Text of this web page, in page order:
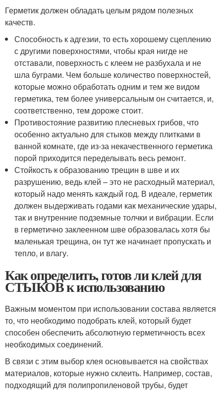
Герметик должен обладать целым рядом полезных
качеств.
Способность к адгезии, то есть хорошему сцеплению
с другими поверхностями, чтобы края нигде не
отставали, поверхность с клеем не разбухала и не
шла буграми. Чем больше количество поверхностей,
которые можно обработать одним и тем же видом
герметика, тем более универсальным он считается, и,
соответственно, тем дороже стоит.
Противостояние развитию плесневых грибов, что
особенно актуально для стыков между плитками в
ванной комнате, где из-за некачественного герметика
порой приходится переделывать весь ремонт.
Стойкость к образованию трещин в шве и их
разрушению, ведь клей – это не расходный материал,
который надо менять каждый год. В идеале, герметик
должен выдерживать годами как механические удары,
так и внутренние подземные толчки и вибрации. Если
в герметично заклеенном шве образовалась хотя бы
маленькая трещина, он тут же начинает пропускать и
тепло, и влагу.
Как определить, готов ли клей для
СТЫКОВ к использованию
Важным моментом при использовании состава является
то, что необходимо подобрать клей, который будет
способен обеспечить абсолютную герметичность всех
необходимых соединений.
В связи с этим выбор клея основывается на свойствах
материалов, которые нужно склеить. Например, состав,
подходящий для полипропиленовой трубы, будет